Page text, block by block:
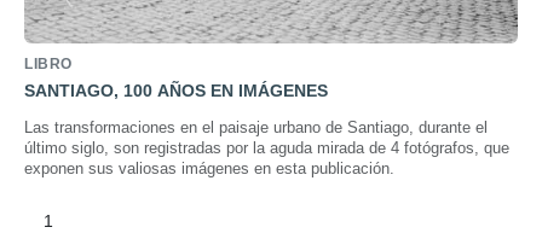
LIBRO
SANTIAGO, 100 AÑOS EN IMÁGENES
Las transformaciones en el paisaje urbano de Santiago, durante el
último siglo, son registradas por la aguda mirada de 4 fotógrafos, que
exponen sus valiosas imágenes en esta publicación.
1